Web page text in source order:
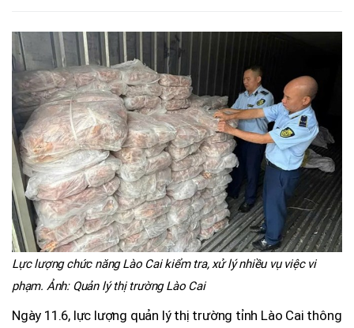
Lực lượng chức năng Lào Cai kiểm tra, xử lý nhiều vụ việc vi
phạm. Ảnh: Quản lý thị trường Lào Cai
Ngày 11.6, lực lượng quản lý thị trường tỉnh Lào Cai thông